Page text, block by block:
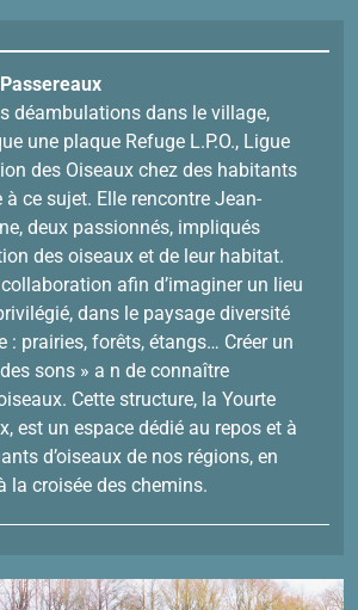
déambulations dans le village,
une plaque Refuge L.P.O., Ligue
des Oiseaux chez des habitants
à ce sujet. Elle rencontre Jean-
deux passionnés, impliqués
des oiseaux et de leur habitat.
afin d’imaginer un lieu
dans le paysage diversité
: prairies, forêts, étangs… Créer un
sons » a n de connaître
Cette structure, la Yourte
est un espace dédié au repos et à
d’oiseaux de nos régions, en
la croisée des chemins.